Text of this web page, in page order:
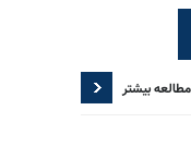
مطالعه بیشتر